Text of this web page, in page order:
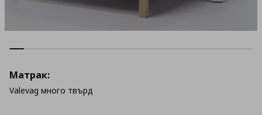
Матрак:
Valevag много твърд